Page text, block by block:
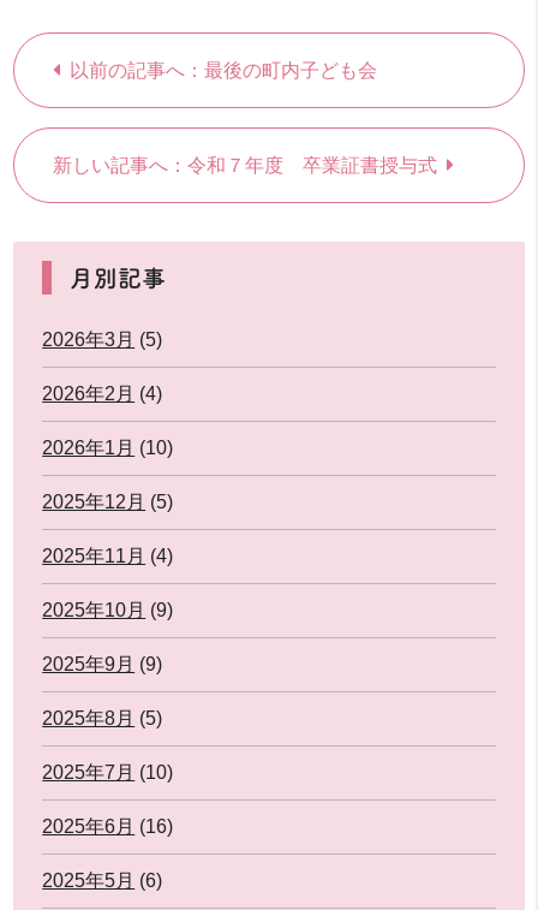
以前の記事へ：最後の町内子ども会
新しい記事へ：令和７年度 卒業証書授与式
月別記事
2026年3月 (5)
2026年2月 (4)
2026年1月 (10)
2025年12月 (5)
2025年11月 (4)
2025年10月 (9)
2025年9月 (9)
2025年8月 (5)
2025年7月 (10)
2025年6月 (16)
2025年5月 (6)